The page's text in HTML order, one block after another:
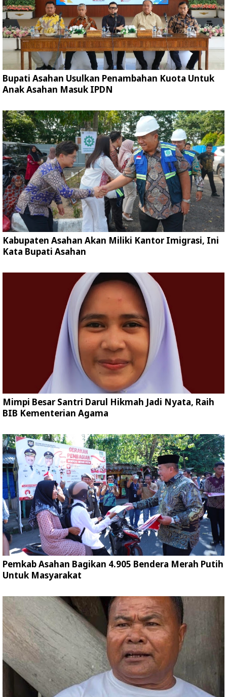
Bupati Asahan Usulkan Penambahan Kuota Untuk
Anak Asahan Masuk IPDN
Kabupaten Asahan Akan Miliki Kantor Imigrasi, Ini
Kata Bupati Asahan
Mimpi Besar Santri Darul Hikmah Jadi Nyata, Raih
BIB Kementerian Agama
Pemkab Asahan Bagikan 4.905 Bendera Merah Putih
Untuk Masyarakat